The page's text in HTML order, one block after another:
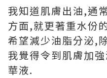
我知道肌膚出油,通
方面,就更著重水份
希望減少油脂分泌,
我覺得令到肌膚加
華液.